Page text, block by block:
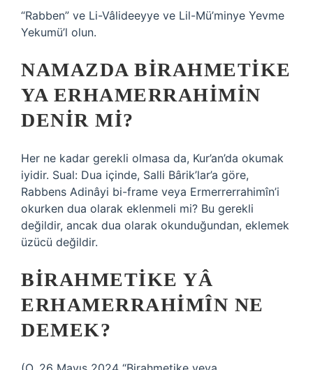
“Rabben” ve Li-Vâlideeyye ve Lil-Mü’minye Yevme
Yekumü’l olun.
NAMAZDA BIRAHMETIKE
YA ERHAMERRAHIMIN
DENIR MI?
Her ne kadar gerekli olmasa da, Kur’an’da okumak
iyidir. Sual: Dua içinde, Salli Bârik’lar’a göre,
Rabbens Adinâyi bi-frame veya Ermerrerrahimîn’i
okurken dua olarak eklenmeli mi? Bu gerekli
değildir, ancak dua olarak okunduğundan, eklemek
üzücü değildir.
BIRAHMETIKE YÂ
ERHAMERRAHIMÎN NE
DEMEK?